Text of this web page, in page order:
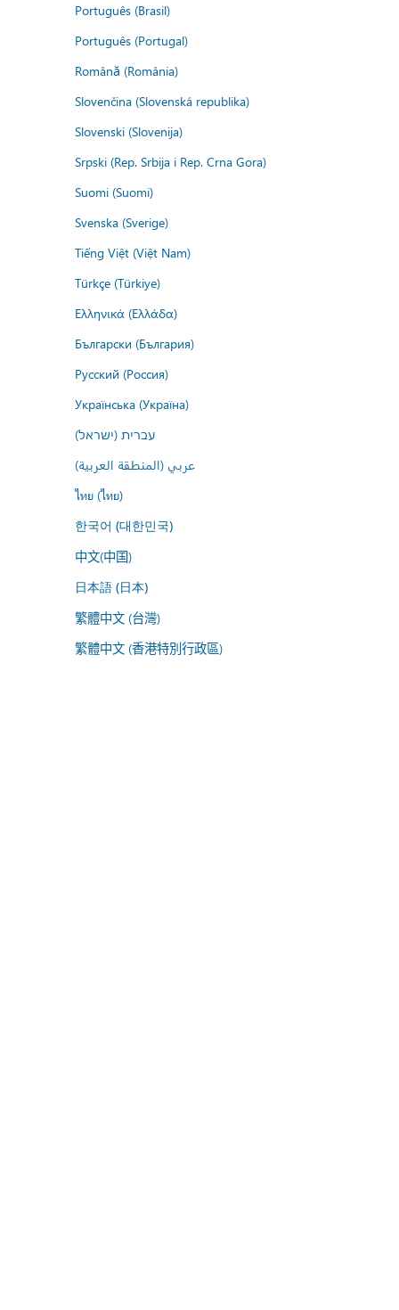
Português (Brasil)
Português (Portugal)
Română (România)
Slovenčina (Slovenská republika)
Slovenski (Slovenija)
Srpski (Rep. Srbija i Rep. Crna Gora)
Suomi (Suomi)
Svenska (Sverige)
Tiếng Việt (Việt Nam)
Türkçe (Türkiye)
Ελληνικά (Ελλάδα)
Български (България)
Русский (Россия)
Українська (Україна)
עברית (ישראל)
عربي (المنطقة العربية)
ไทย (ไทย)
한국어 (대한민국)
中文(中国)
日本語 (日本)
繁體中文 (台灣)
繁體中文 (香港特別行政區)